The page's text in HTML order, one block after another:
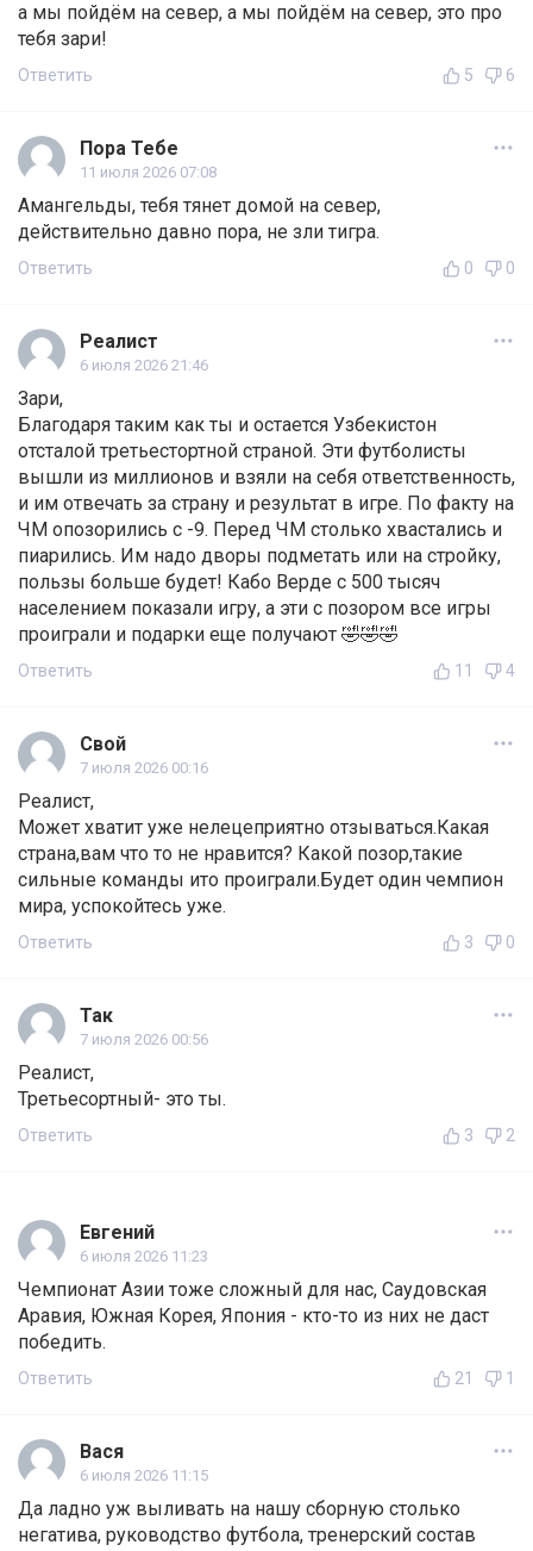
а мы пойдём на север, а мы пойдём на север, это про
тебя зари!
Ответить 5 6
Пора Тебе
11 июля 2026 07:08
Амангельды, тебя тянет домой на север,
действительно давно пора, не зли тигра.
Ответить 0 0
Реалист
6 июля 2026 21:46
Зари,
Благодаря таким как ты и остается Узбекистон
отсталой третьестортной страной. Эти футболисты
вышли из миллионов и взяли на себя ответственность,
и им отвечать за страну и результат в игре. По факту на
ЧМ опозорились с -9. Перед ЧМ столько хвастались и
пиарились. Им надо дворы подметать или на стройку,
пользы больше будет! Кабо Верде с 500 тысяч
населением показали игру, а эти с позором все игры
проиграли и подарки еще получают 🤣🤣🤣
Ответить 11 4
Свой
7 июля 2026 00:16
Реалист,
Может хватит уже нелецеприятно отзываться.Какая
страна,вам что то не нравится? Какой позор,такие
сильные команды ито проиграли.Будет один чемпион
мира, успокойтесь уже.
Ответить 3 0
Так
7 июля 2026 00:56
Реалист,
Третьесортный- это ты.
Ответить 3 2
Евгений
6 июля 2026 11:23
Чемпионат Азии тоже сложный для нас, Саудовская
Аравия, Южная Корея, Япония - кто-то из них не даст
победить.
Ответить 21 1
Вася
6 июля 2026 11:15
Да ладно уж выливать на нашу сборную столько
негатива, руководство футбола, тренерский состав